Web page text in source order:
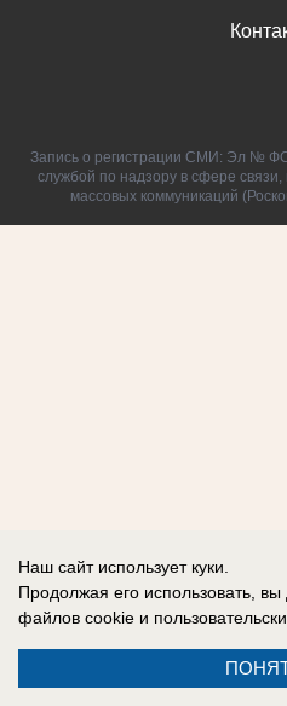
Запись о регистрации СМИ: Эл №
службой по надзору в сфере
массовых коммуникаций
Наш сайт использует куки.
Продолжая его использовать, вы
файлов cookie и